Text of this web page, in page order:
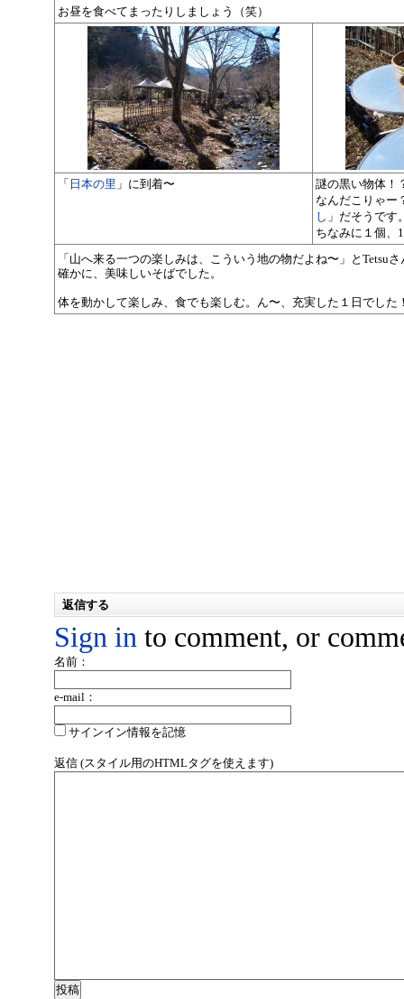
お昼を食べてまったりしましょう（笑）
「 日本の里 」に到着〜
謎の黒い物体！
なんだこりゃー
し 」だそうです
ちなみに１個、
「山へ来る一つの楽しみは、こういう地の物だよね〜」とTetsuさ
確かに、美味しいそばでした。
体を動かして楽しみ、食でも楽しむ。ん〜、充実した１日でした
返信する
Sign in to comment, or
名前：
e-mail：
サインイン情報を記憶
返信 (スタイル用のHTMLタグを使えます)